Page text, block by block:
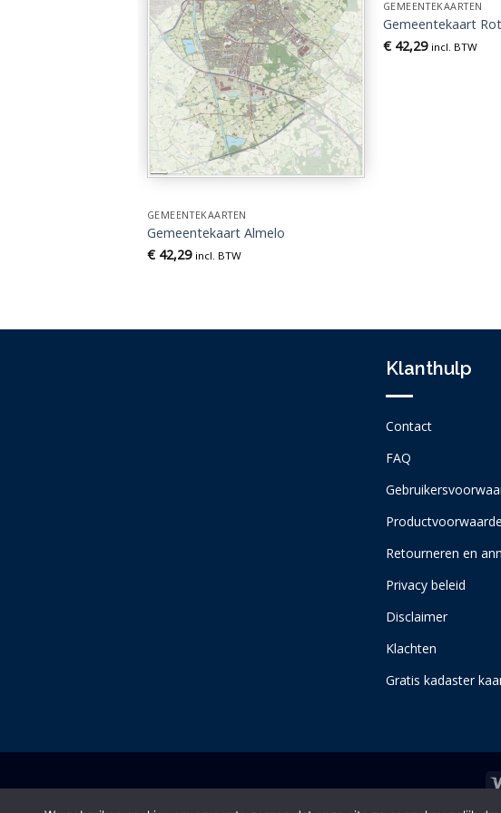
GEMEENTEKAARTEN
Gemeentekaart Almelo
€42,29 incl. BTW
GEMEENTEKAARTEN
Gemeentekaart
€42,29 incl. BTW
Klanthulp
Contact
FAQ
Retourneren en
Privacy beleid
Disclaimer
Klachten
Gratis kadaster